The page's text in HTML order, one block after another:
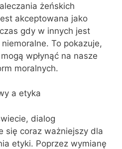
żeńskich
akceptowana jako
gdy w innych jest
To pokazuje,
wpłynąć na nasze
moralnych.
a etyka
dialog
się coraz ważniejszy dla
etyki. Poprzez wymianę